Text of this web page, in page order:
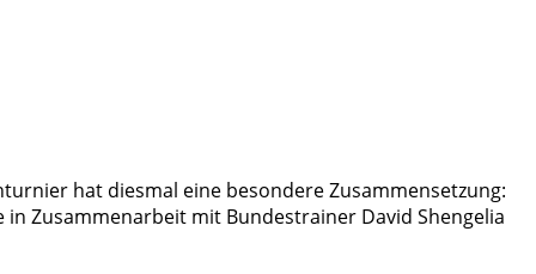
hat diesmal eine besondere Zusammensetzung:
Zusammenarbeit mit Bundestrainer David Shengelia